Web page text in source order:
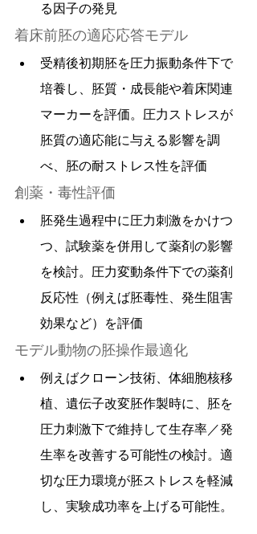
る因子の発見
着床前胚の適応応答モデル
受精後初期胚を圧力振動条件下で
培養し、胚質・成長能や着床関連
マーカーを評価。圧力ストレスが
胚質の適応能に与える影響を調
べ、胚の耐ストレス性を評価
創薬・毒性評価
胚発生過程中に圧力刺激をかけつ
つ、試験薬を併用して薬剤の影響
を検討。圧力変動条件下での薬剤
反応性（例えば胚毒性、発生阻害
効果など）を評価
モデル動物の胚操作最適化
例えばクローン技術、体細胞核移
植、遺伝子改変胚作製時に、胚を
圧力刺激下で維持して生存率／発
生率を改善する可能性の検討。適
切な圧力環境が胚ストレスを軽減
し、実験成功率を上げる可能性。